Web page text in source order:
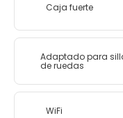
Caja fuerte
Adaptado para
de ruedas
WiFi